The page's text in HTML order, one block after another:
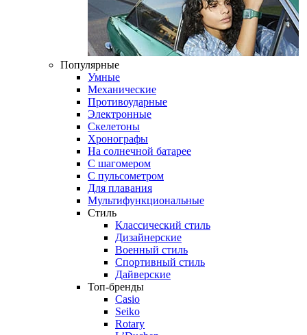
Популярные
Умные
Механические
Противоударные
Электронные
Скелетоны
Хронографы
На солнечной батарее
С шагомером
С пульсометром
Для плавания
Мультифункциональные
Стиль
Классический стиль
Дизайнерские
Военный стиль
Спортивный стиль
Дайверские
Топ-бренды
Casio
Seiko
Rotary